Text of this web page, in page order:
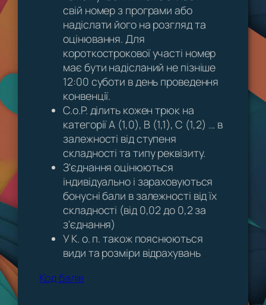
свій номер з програми або
надіслати його на розгляд та
оцінювання. Для
короткострокової участі номер
має бути надісланий не пізніше
12:00 суботи в день проведення
конвенції.
C.o.P. ділить кожен трюк на
категорії A (1,0), B (1,1), C (1,2) ... в
залежності від ступеня
складності та типу реквізиту.
З'єднання оцінюються
індивідуально і зараховуються
бонусні бали в залежності від їх
складності (від 0,02 до 0,2 за
з'єднання)
У К. о. п. також пояснюються
види та розміри відрахувань
Код балів